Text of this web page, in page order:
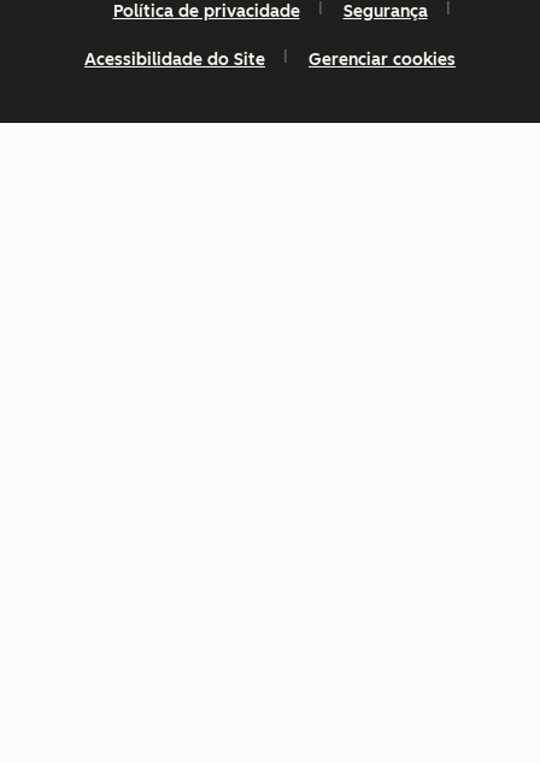
Política de privacidade Segurança
Acessibilidade do Site Gerenciar cookies